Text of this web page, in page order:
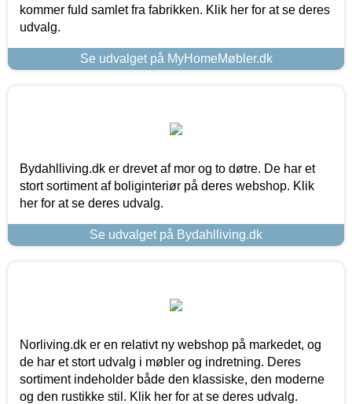
kommer fuld samlet fra fabrikken. Klik her for at se deres
udvalg.
Se udvalget på MyHomeMøbler.dk
Bydahlliving.dk er drevet af mor og to døtre. De har et
stort sortiment af boliginteriør på deres webshop. Klik
her for at se deres udvalg.
Se udvalget på Bydahlliving.dk
Norliving.dk er en relativt ny webshop på markedet, og
de har et stort udvalg i møbler og indretning. Deres
sortiment indeholder både den klassiske, den moderne
og den rustikke stil. Klik her for at se deres udvalg.